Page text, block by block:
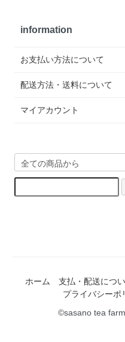
information
お支払い方法について
配送方法・送料について
マイアカウント
ホーム 支払・配送につ
プライバシーポ
©sasano tea